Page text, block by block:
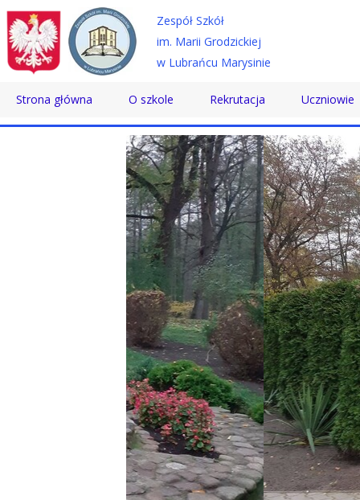
Strona główna O szkole
Historia
Patron
Dyrektor
Nauczyciele
Pracownicy
Absolwenci
Certyfikaty
Podziękowania
Programy
Porozumienia
Rekrutacja
Technikum
Szkoła Branżowa
Szkoła Policealna
Uczniowie
Samorząd
Wolontariat
Doradztwo
Pomoc
Biblioteka
SKS
Konkursy
Zespół Szkół
im. Marii Grodzickiej
w Lubrańcu Marysinie